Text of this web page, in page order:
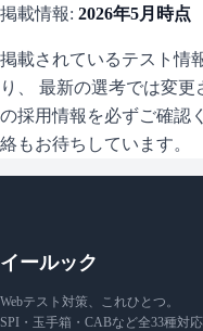
掲載情報: 2026年5月 時点
掲載されているテスト情
り、 最新の選考では変
の採用情報を必ずご確認
絡もお待ちしています。
イールック
Webテスト対策、これひとつ。
SPI・玉手箱・CABなど全33種対応